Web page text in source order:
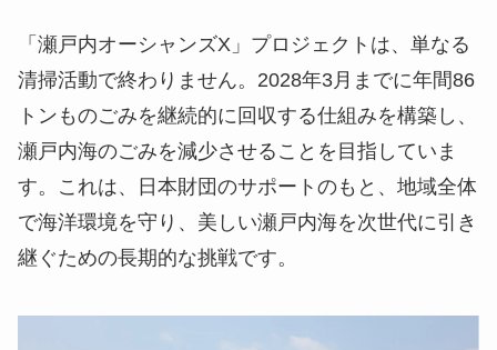
「瀬戸内オーシャンズX」プロジェクトは、単なる
清掃活動で終わりません。2028年3月までに年間86
トンものごみを継続的に回収する仕組みを構築し、
瀬戸内海のごみを減少させることを目指していま
す。これは、日本財団のサポートのもと、地域全体
で海洋環境を守り、美しい瀬戸内海を次世代に引き
継ぐための長期的な挑戦です。